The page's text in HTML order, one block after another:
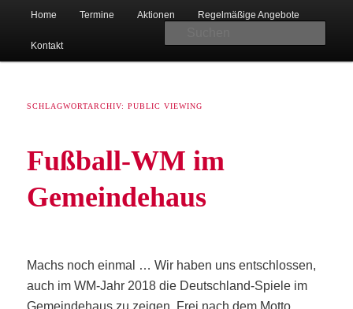
CVJM Lohe
Zum
primären
Inhalt
Zum
sekundären
Inhalt
Home Ter­mi­ne Aktio­nen Regel­mä­ßi­ge Angebote
Kon­takt
SCHLAGWORTARCHIV:PUBLIC VIEWING
Fuß­ball-WM im
Gemeindehaus
Machs noch ein­mal … Wir haben uns ent­schlos­sen,
auch im WM-Jahr 2018 die Deutsch­land-Spie­le im